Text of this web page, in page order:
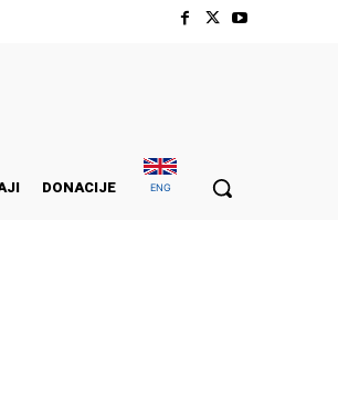
DONACIJE ENG